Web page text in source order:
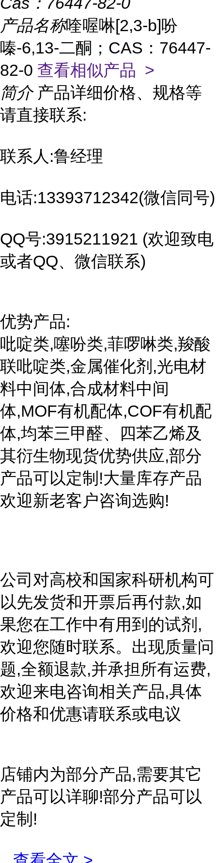
产品名称喹喔啉[2,3-b]吩
嗪-6,13-二酮；CAS：76447-
82-0 查看相似产品 >
简介 产品详细价格、规格等
请直接联系:
联系人:鲁经理
电话:13393712342(微信同号)
QQ号:3915211921 (欢迎致电
或者QQ、微信联系)
优势产品:
吡啶类,噻吩类,菲啰啉类,羧酸
联吡啶类,金属催化剂,光电材
料中间体,合成材料中间
体,MOF有机配体,COF有机配
体,均苯三甲醛、四苯乙烯及
其衍生物现货优势供应,部分
产品可以定制!大量库存产品
欢迎新老客户咨询选购!
公司对高校和国家科研机构可
以先发货和开票后再付款,如
果您在工作中有用到的试剂,
欢迎您随时联系。出现质量问
题,全额退款,并承担所有运费,
欢迎来电咨询相关产品,具体
价格和优惠请联系或电议
店铺内为部分产品,需要其它
产品可以详聊!部分产品可以
定制!